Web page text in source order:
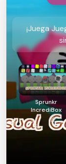
¡Juega
Sprunkr
IncrediBox